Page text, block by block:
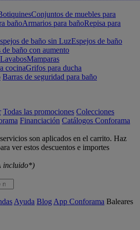
Conjuntos de muebles para
bañoArmarios para bañoRepisa para
de baño sin LuzEspejos de baño
de baño con aumento
LavabosMamparas
cocinaGrifos para ducha
Barras de seguridad para baño
Todas las promociones Colecciones
Financiación Catálogos Conforama
son aplicados en el carrito. Haz
ver estos descuentos e importes
incluido*)
Ayuda Blog App Conforama Baleares